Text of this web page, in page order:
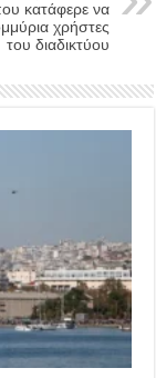
κατάφερε να
χρήστες
του διαδικτύου